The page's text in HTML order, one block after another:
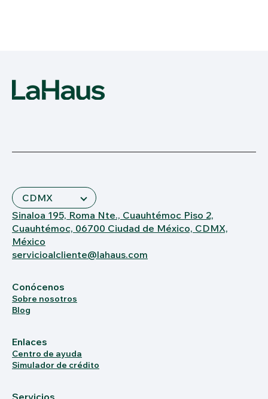
Sinaloa 195, Roma Nte., Cuauhtémoc Piso 2,
Cuauhtémoc, 06700 Ciudad de México, CDMX,
México
servicioalcliente@lahaus.com
Conócenos
Sobre nosotros
Blog
Enlaces
Centro de ayuda
Simulador de crédito
Servicios